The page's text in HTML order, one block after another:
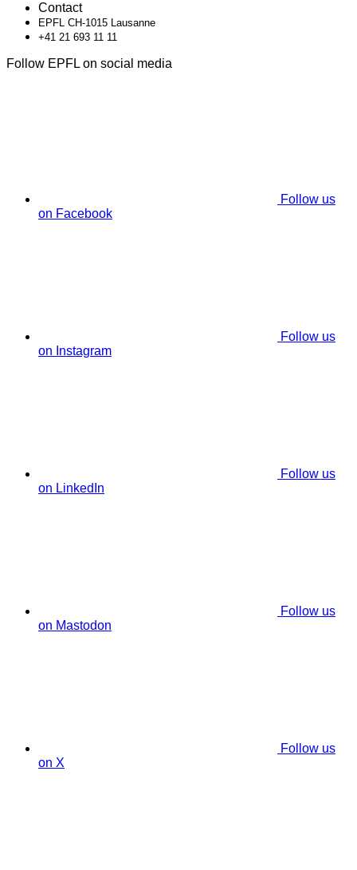
Contact
EPFL CH-1015 Lausanne
+41 21 693 11 11
Follow EPFL on social media
Follow us
on Facebook
Follow us
on Instagram
Follow us
on LinkedIn
Follow us
on Mastodon
Follow us
on X